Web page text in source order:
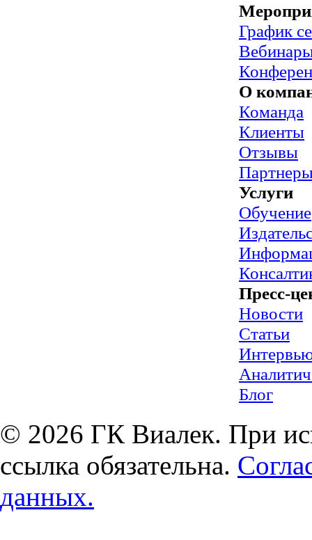
График
О
Команда
Клиенты
Отзывы
Услуги
Обучение
Пресс-
Новости
Статьи
Блог
© 2026 ГК Виалек. При
ссылка обязательна.
данных.